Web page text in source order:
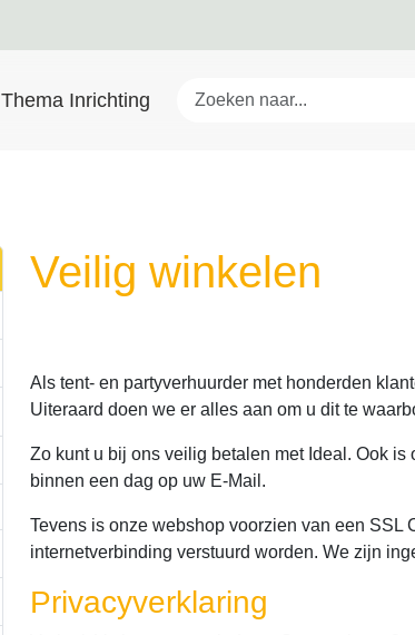
Thema Inrichting
Veilig winkelen
Als tent- en partyverhuurder met honderden
Uiteraard doen we er alles aan om u dit te
Zo kunt u bij ons veilig betalen met Ideal. Ook
binnen een dag op uw E-Mail.
Tevens is onze webshop voorzien van een
internetverbinding verstuurd worden. We zijn
Privacyverklaring